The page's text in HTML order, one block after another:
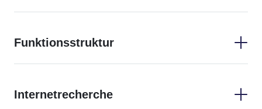
Funktionsstruktur
Aufzeigen der Zusammenhänge,
Internetrecherche